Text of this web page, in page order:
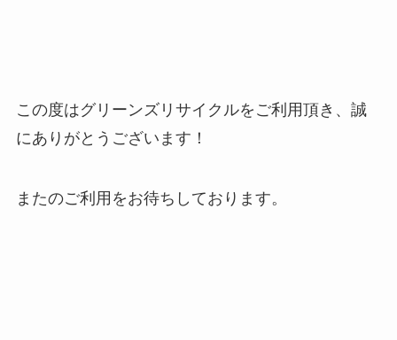
この度はグリーンズリサイクルをご利用頂き、誠
にありがとうございます！
またのご利用をお待ちしております。